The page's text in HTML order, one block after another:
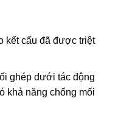
kết cấu đã được triệt
ghép dưới tác động
khả năng chống mối